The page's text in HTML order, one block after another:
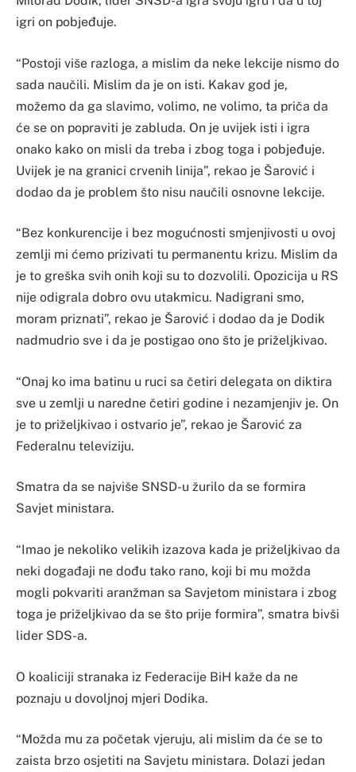
igri on pobjeđuje.
“Postoji više razloga, a mislim da neke lekcije nismo do
sada naučili. Mislim da je on isti. Kakav god je,
možemo da ga slavimo, volimo, ne volimo, ta priča da
će se on popraviti je zabluda. On je uvijek isti i igra
onako kako on misli da treba i zbog toga i pobjeđuje.
Uvijek je na granici crvenih linija”, rekao je Šarović i
dodao da je problem što nisu naučili osnovne lekcije.
“Bez konkurencije i bez mogućnosti smjenjivosti u ovoj
zemlji mi ćemo prizivati tu permanentu krizu. Mislim da
je to greška svih onih koji su to dozvolili. Opozicija u RS
nije odigrala dobro ovu utakmicu. Nadigrani smo,
moram priznati”, rekao je Šarović i dodao da je Dodik
nadmudrio sve i da je postigao ono što je priželjkivao.
“Onaj ko ima batinu u ruci sa četiri delegata on diktira
sve u zemlji u naredne četiri godine i nezamjenjiv je. On
je to priželjkivao i ostvario je”, rekao je Šarović za
Federalnu televiziju.
Smatra da se najviše SNSD-u žurilo da se formira
Savjet ministara.
“Imao je nekoliko velikih izazova kada je priželjkivao da
neki događaji ne dođu tako rano, koji bi mu možda
mogli pokvariti aranžman sa Savjetom ministara i zbog
toga je priželjkivao da se što prije formira”, smatra bivši
lider SDS-a.
O koaliciji stranaka iz Federacije BiH kaže da ne
poznaju u dovoljnoj mjeri Dodika.
“Možda mu za početak vjeruju, ali mislim da će se to
zaista brzo osjetiti na Savjetu ministara. Dolazi jedan